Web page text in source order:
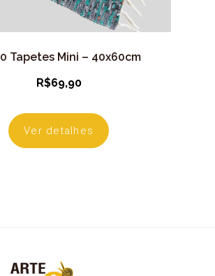
Tapetes Mini – 40x60cm
R$69,90
Ver detalhes